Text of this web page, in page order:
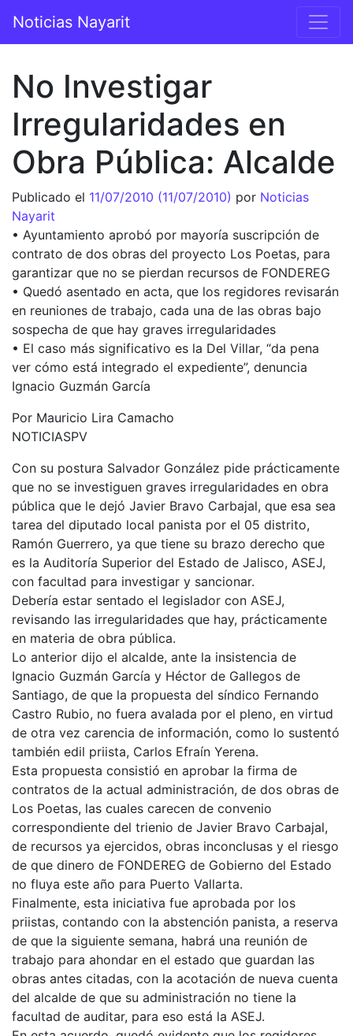
Navegación principal
Noticias Nayarit
No Investigar
Irregularidades en
Obra Pública: Alcalde
Publicado el 11/07/2010 (11/07/2010) por Noticias
Nayarit
• Ayuntamiento aprobó por mayoría suscripción de
contrato de dos obras del proyecto Los Poetas, para
garantizar que no se pierdan recursos de FONDEREG
• Quedó asentado en acta, que los regidores revisarán
en reuniones de trabajo, cada una de las obras bajo
sospecha de que hay graves irregularidades
• El caso más significativo es la Del Villar, “da pena
ver cómo está integrado el expediente”, denuncia
Ignacio Guzmán García
Por Mauricio Lira Camacho
NOTICIASPV
Con su postura Salvador González pide prácticamente
que no se investiguen graves irregularidades en obra
pública que le dejó Javier Bravo Carbajal, que esa sea
tarea del diputado local panista por el 05 distrito,
Ramón Guerrero, ya que tiene su brazo derecho que
es la Auditoría Superior del Estado de Jalisco, ASEJ,
con facultad para investigar y sancionar.
Debería estar sentado el legislador con ASEJ,
revisando las irregularidades que hay, prácticamente
en materia de obra pública.
Lo anterior dijo el alcalde, ante la insistencia de
Ignacio Guzmán García y Héctor de Gallegos de
Santiago, de que la propuesta del síndico Fernando
Castro Rubio, no fuera avalada por el pleno, en virtud
de otra vez carencia de información, como lo sustentó
también edil priista, Carlos Efraín Yerena.
Esta propuesta consistió en aprobar la firma de
contratos de la actual administración, de dos obras de
Los Poetas, las cuales carecen de convenio
correspondiente del trienio de Javier Bravo Carbajal,
de recursos ya ejercidos, obras inconclusas y el riesgo
de que dinero de FONDEREG de Gobierno del Estado
no fluya este año para Puerto Vallarta.
Finalmente, esta iniciativa fue aprobada por los
priistas, contando con la abstención panista, a reserva
de que la siguiente semana, habrá una reunión de
trabajo para ahondar en el estado que guardan las
obras antes citadas, con la acotación de nueva cuenta
del alcalde de que su administración no tiene la
facultad de auditar, para eso está la ASEJ.